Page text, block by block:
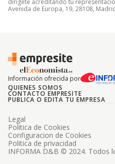
dirígete acreditando tu
Avenida de Europa, 19, 28108,
Información ofrecida por
QUIENES SOMOS
CONTACTO EMPRESITE
PUBLICA O EDITA TU EMPRESA
INFORMA D&B © 2024. Todos
Legal
Politica de Cookies
Configuracion de Cookies
Politica de privacidad